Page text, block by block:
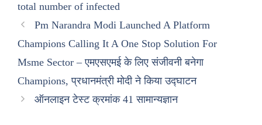
total number of infected
Pm Narandra Modi Launched A Platform
Champions Calling It A One Stop Solution For
Msme Sector – एमएसएमई के लिए संजीवनी बनेगा
Champions, प्रधानमंत्री मोदी ने किया उद्घाटन
ऑनलाइन टेस्ट क्रमांक 41 सामान्यज्ञान